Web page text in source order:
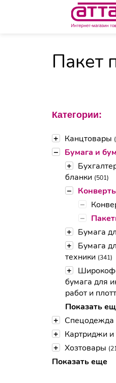
Главная
Категории:
+ Канцтовары
– Бумага и
+
бланки (501)
–
–
–
+ Бумага
+
Бумага
техники (341)
+
бумага для
работ и
Показать
+
Спецодежда
+ Картриджи и
+ Хозтовары
Показать еще
Пакет